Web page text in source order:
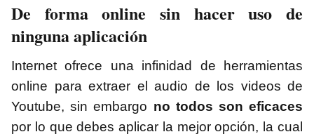
De forma online sin hacer uso de
ninguna aplicación
Internet ofrece una infinidad de herramientas
online para extraer el audio de los videos de
Youtube, sin embargo no todos son eficaces
por lo que debes aplicar la mejor opción, la cual